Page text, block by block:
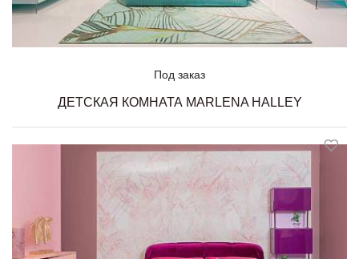
Под заказ
ДЕТСКАЯ КОМНАТА MARLENA HALLEY